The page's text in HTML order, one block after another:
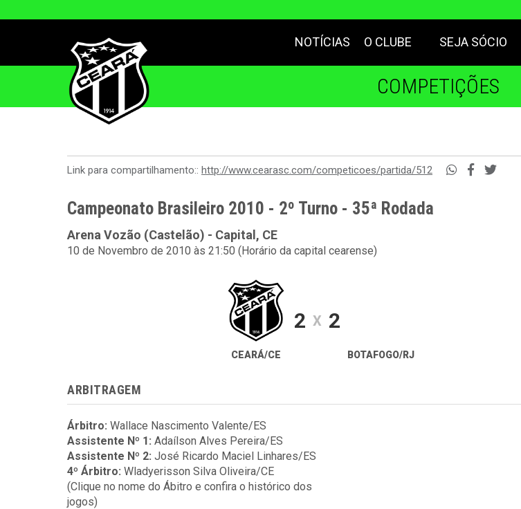
NOTÍCIAS O CLUBE SEJA SÓCIO
COMPETIÇÕES
Link para compartilhamento:: http://www.cearasc.com/competicoes/partida/512
Campeonato Brasileiro 2010 - 2º Turno - 35ª Rodada
Arena Vozão (Castelão) - Capital, CE
10 de Novembro de 2010 às 21:50 (Horário da capital cearense)
CEARÁ/CE
2 X 2
BOTAFOGO/RJ
ARBITRAGEM
Árbitro: Wallace Nascimento Valente/ES
Assistente Nº 1: Adaílson Alves Pereira/ES
Assistente Nº 2: José Ricardo Maciel Linhares/ES
4º Árbitro: Wladyerisson Silva Oliveira/CE
(Clique no nome do Ábitro e confira o histórico dos
jogos)